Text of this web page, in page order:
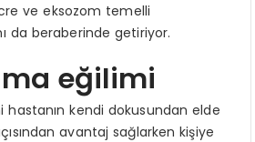
ve eksozom temelli
da beraberinde getiriyor.
eğilimi
hastanın kendi dokusundan elde
avantaj sağlarken kişiye